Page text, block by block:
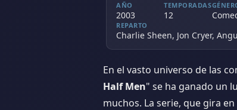
AÑO
2003
TEMPORADAS
12
REPARTO
Charlie Sheen, Jon Cryer,
En el vasto universo de las
Half Men" se ha ganado un
muchos. La serie, que gira